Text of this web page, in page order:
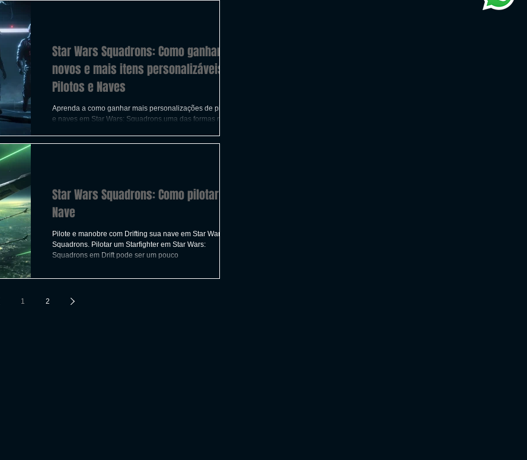
Star Wars Squadrons: Como ganhar
novos e mais itens personalizáveis de
Pilotos e Naves
Aprenda a como ganhar mais personalizações de pilotos
e naves em Star Wars: Squadrons,uma das formas mais
Star Wars Squadrons: Como pilotar sua
Nave
Pilote e manobre com Drifting sua nave em Star Wars:
Squadrons. Pilotar um Starfighter em Star Wars:
Squadrons em Drift pode ser um pouco
1 2